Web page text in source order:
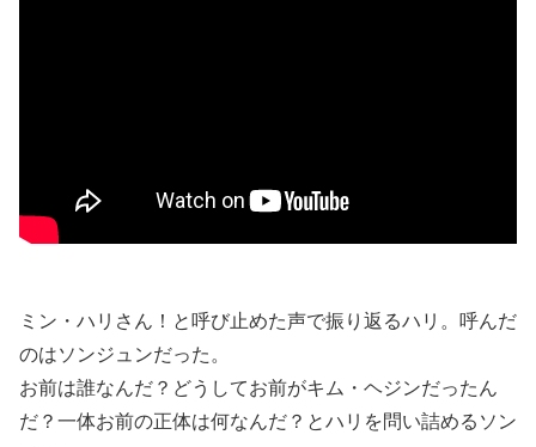
ミン・ハリさん！と呼び止めた声で振り返るハリ。呼んだ
のはソンジュンだった。
お前は誰なんだ？どうしてお前がキム・ヘジンだったん
だ？一体お前の正体は何なんだ？とハリを問い詰めるソン